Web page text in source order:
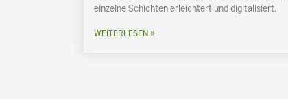
einzelne Schichten erleichtert und digitalisiert.
WEITERLESEN »